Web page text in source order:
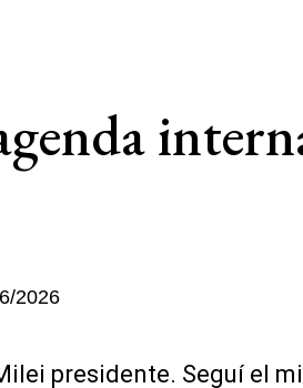
2026
presidente. Seguí el